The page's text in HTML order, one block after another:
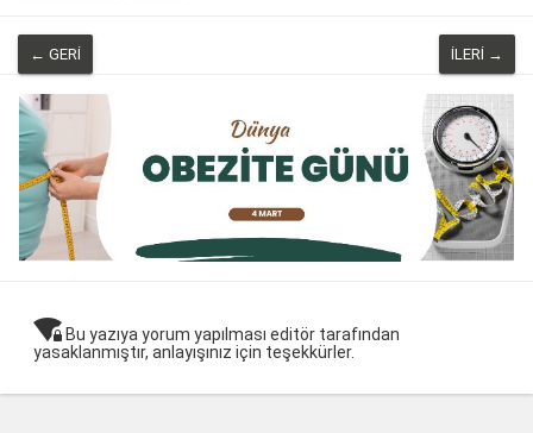
← GERI İLERI →
wifi_lock Bu yazıya yorum yapılması editör tarafından
yasaklanmıştır, anlayışınız için teşekkürler.